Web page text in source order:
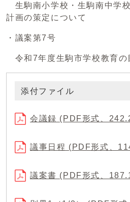
生駒南小学校・生駒南中学
計画の策定について
・議案第7号
令和7年度生駒市学校教育の
添付ファイル
会議録 (PDF形式、
議事日程 (PDF形式、
議案書 (PDF形式、